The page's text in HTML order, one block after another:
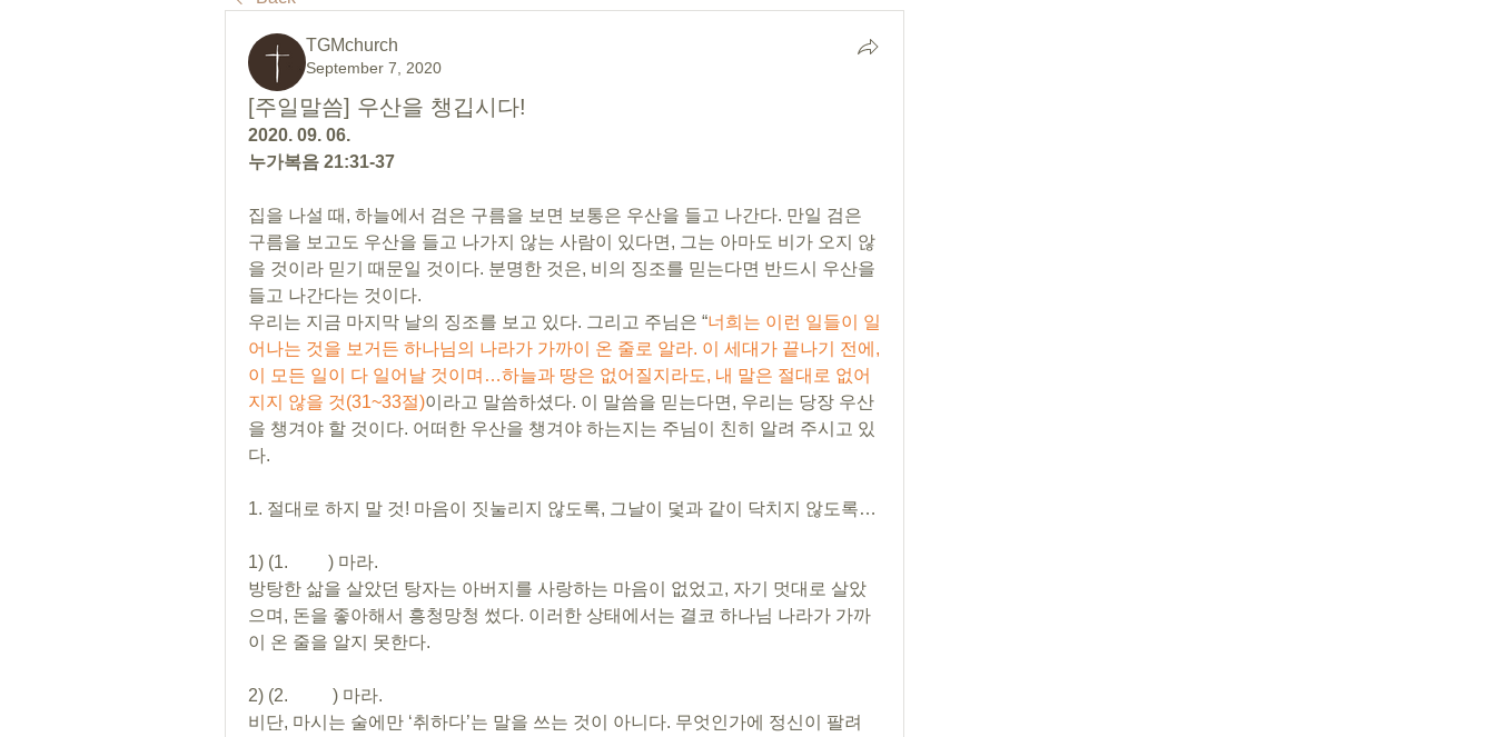
TGMchurch
September 7, 2020
[주일말씀] 우산을 챙깁시다!
2020. 09. 06.
누가복음 21:31-37
집을 나설 때, 하늘에서 검은 구름을 보면 보통은 우산을 들고 나간다. 만일 검은
구름을 보고도 우산을 들고 나가지 않는 사람이 있다면, 그는 아마도 비가 오지 않
을 것이라 믿기 때문일 것이다. 분명한 것은, 비의 징조를 믿는다면 반드시 우산을
들고 나간다는 것이다.
우리는 지금 마지막 날의 징조를 보고 있다. 그리고 주님은 “너희는 이런 일들이 일
어나는 것을 보거든 하나님의 나라가 가까이 온 줄로 알라. 이 세대가 끝나기 전에,
이 모든 일이 다 일어날 것이며…하늘과 땅은 없어질지라도, 내 말은 절대로 없어
지지 않을 것(31~33절)이라고 말씀하셨다. 이 말씀을 믿는다면, 우리는 당장 우산
을 챙겨야 할 것이다. 어떠한 우산을 챙겨야 하는지는 주님이 친히 알려 주시고 있
다.
1. 절대로 하지 말 것! 마음이 짓눌리지 않도록, 그날이 덫과 같이 닥치지 않도록…
1) (1.         ) 마라.
방탕한 삶을 살았던 탕자는 아버지를 사랑하는 마음이 없었고, 자기 멋대로 살았
으며, 돈을 좋아해서 흥청망청 썼다. 이러한 상태에서는 결코 하나님 나라가 가까
이 온 줄을 알지 못한다.
2) (2.          ) 마라.
비단, 마시는 술에만 ‘취하다’는 말을 쓰는 것이 아니다. 무엇인가에 정신이 팔려